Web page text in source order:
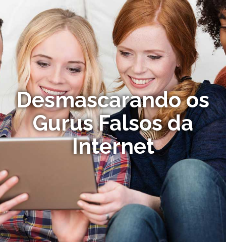
Desmascarando os
Gurus Falsos da
Internet